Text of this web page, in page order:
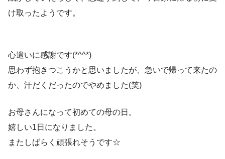
け取ったようです。
心遣いに感謝です(*^^*)
思わず抱きつこうかと思いましたが、急いで帰って来たの
か、汗だくだったのでやめました(笑)
お母さんになって初めての母の日。
嬉しい1日になりました。
またしばらく頑張れそうです☆